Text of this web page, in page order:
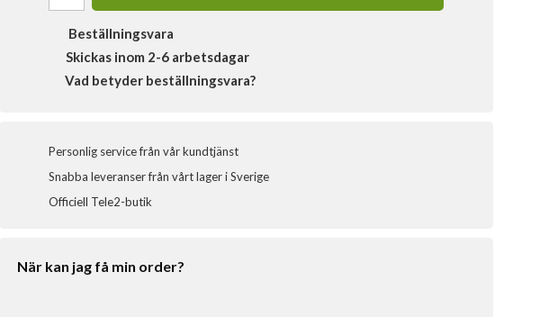
Beställningsvara
Skickas inom 2-6 arbetsdagar
Vad betyder beställningsvara?
Personlig service från vår kundtjänst
Snabba leveranser från vårt lager i Sverige
Officiell Tele2-butik
När kan jag få min order?